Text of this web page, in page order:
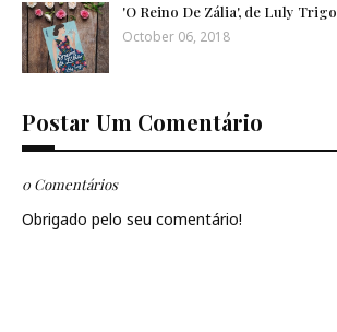
'O Reino De Zália', de Luly Trigo
October 06, 2018
Postar Um Comentário
0 Comentários
Obrigado pelo seu comentário!